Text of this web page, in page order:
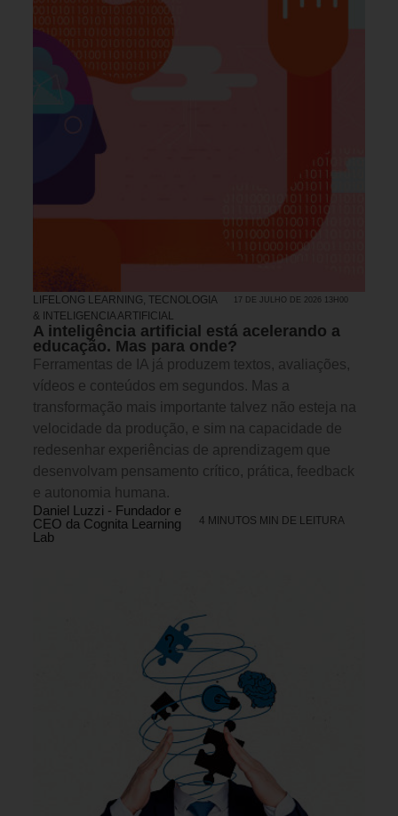
LIFELONG LEARNING, TECNOLOGIA
& INTELIGENCIA ARTIFICIAL
17 DE JULHO DE 2026 13H00
A inteligência artificial está acelerando a
educação. Mas para onde?
Ferramentas de IA já produzem textos, avaliações,
vídeos e conteúdos em segundos. Mas a
transformação mais importante talvez não esteja na
velocidade da produção, e sim na capacidade de
redesenhar experiências de aprendizagem que
desenvolvam pensamento crítico, prática, feedback
e autonomia humana.
Daniel Luzzi - Fundador e
CEO da Cognita Learning
Lab
4 MINUTOS MIN DE LEITURA